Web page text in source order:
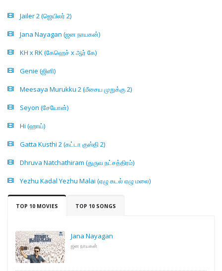
Jailer 2 (ஜெயிலர் 2)
Jana Nayagan (ஜன நாயகன்)
KH x RK (கேஹெச் x ஆர் கே)
Genie (ஜினி)
Meesaya Murukku 2 (மீசைய முறுக்கு 2)
Seyon (சேயோன்)
Hi (ஹாய்)
Gatta Kusthi 2 (கட்டா குஸ்தி 2)
Dhruva Natchathiram (துருவ நட்சத்திரம்)
Yezhu Kadal Yezhu Malai (ஏழு கடல் ஏழு மலை)
TOP 10 MOVIES TOP 10 SONGS
Jana Nayagan
ஜன நாயகன்